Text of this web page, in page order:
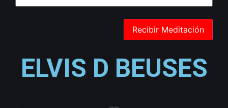
ELVIS D BEUSES